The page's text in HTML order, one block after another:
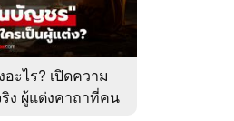
ะไร? เปิดความ
ง ผู้แต่งคาถาที่คน